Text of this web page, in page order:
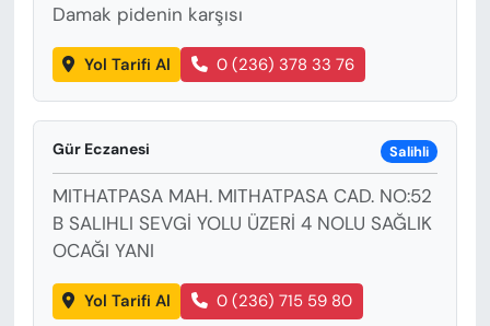
Damak pidenin karşısı
Yol Tarifi Al 0 (236) 378 33 76
Gür Eczanesi Salihli
MITHATPASA MAH. MITHATPASA CAD. NO:52
B SALIHLI SEVGİ YOLU ÜZERİ 4 NOLU SAĞLIK
OCAĞI YANI
Yol Tarifi Al 0 (236) 715 59 80